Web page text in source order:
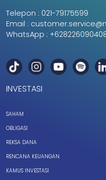
Telepon : 021-79175599
Email :
WhatsApp :
INVESTASI
SAHAM
OBLIGASI
REKSA DANA
RENCANA KEUANGAN
KAMUS INVESTASI